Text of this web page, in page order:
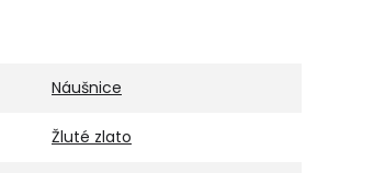
Náušnice
Žluté zlato